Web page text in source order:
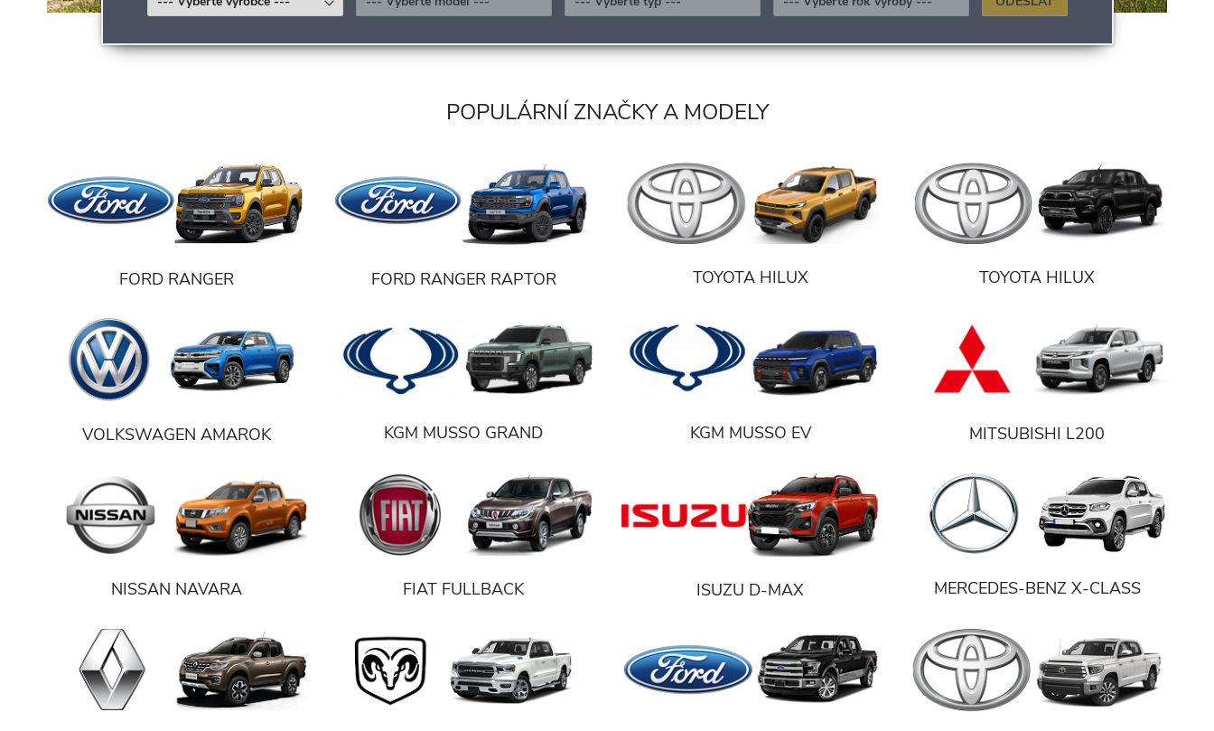
POPULÁRNÍ ZNAČKY A MODELY
FORD RANGER FORD RANGER RAPTOR TOYOTA HILUX TOYOTA HILUX
VOLKSWAGEN AMAROK KGM MUSSO GRAND KGM MUSSO EV MITSUBISHI L200
NISSAN NAVARA FIAT FULLBACK ISUZU D-MAX MERCEDES-BENZ X-CLASS